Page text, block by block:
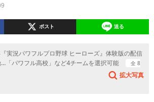
ポスト 送る
実況パワフルプロ野球 ヒーローズ』体験版の配信
「パワフル高校」など4チームを選択可能
全 8
拡大写真